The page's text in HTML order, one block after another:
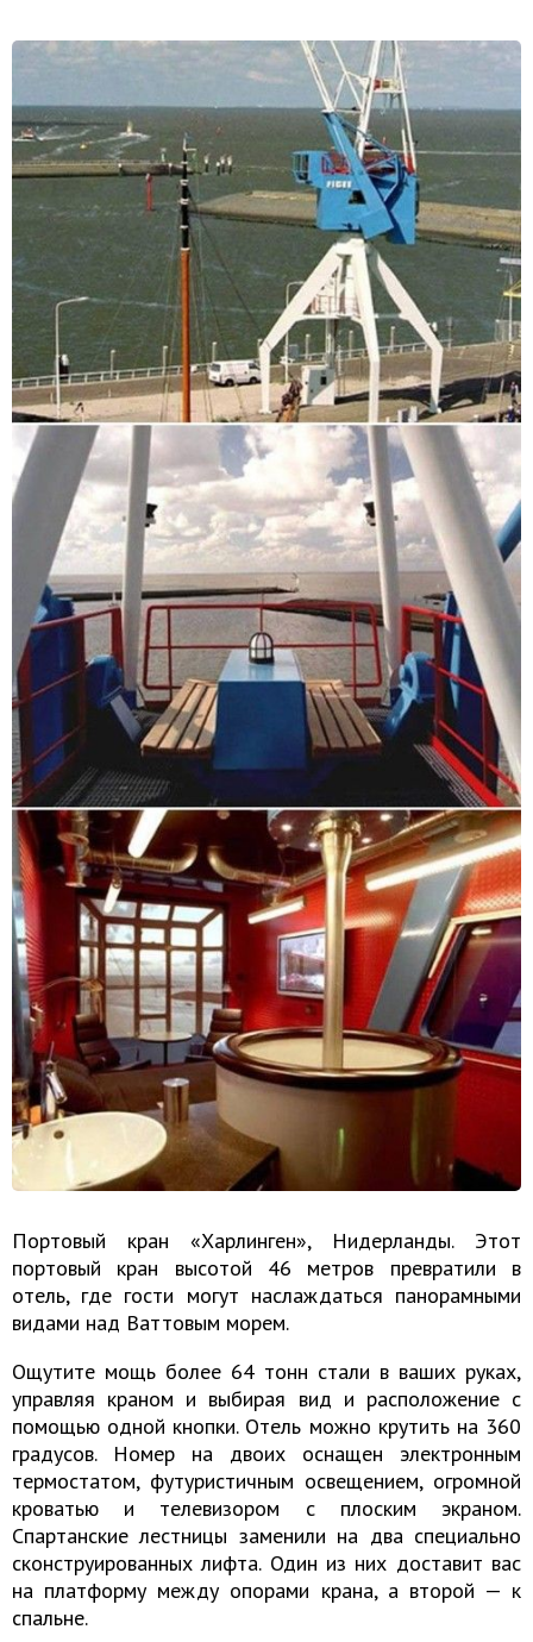
Портовый кран «Харлинген», Нидерланды. Этот
портовый кран высотой 46 метров превратили в
отель, где гости могут наслаждаться панорамными
видами над Ваттовым морем.
Ощутите мощь более 64 тонн стали в ваших руках,
управляя краном и выбирая вид и расположение с
помощью одной кнопки. Отель можно крутить на 360
градусов. Номер на двоих оснащен электронным
термостатом, футуристичным освещением, огромной
кроватью и телевизором с плоским экраном.
Спартанские лестницы заменили на два специально
сконструированных лифта. Один из них доставит вас
на платформу между опорами крана, а второй — к
спальне.